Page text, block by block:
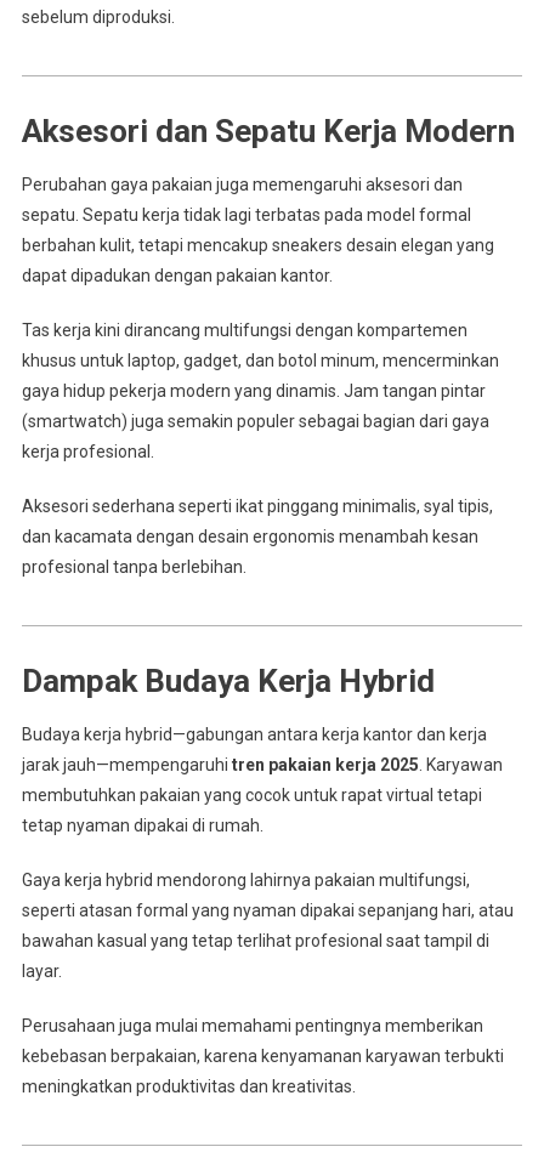
sebelum diproduksi.
Aksesori dan Sepatu Kerja Modern
Perubahan gaya pakaian juga memengaruhi aksesori dan
sepatu. Sepatu kerja tidak lagi terbatas pada model formal
berbahan kulit, tetapi mencakup sneakers desain elegan yang
dapat dipadukan dengan pakaian kantor.
Tas kerja kini dirancang multifungsi dengan kompartemen
khusus untuk laptop, gadget, dan botol minum, mencerminkan
gaya hidup pekerja modern yang dinamis. Jam tangan pintar
(smartwatch) juga semakin populer sebagai bagian dari gaya
kerja profesional.
Aksesori sederhana seperti ikat pinggang minimalis, syal tipis,
dan kacamata dengan desain ergonomis menambah kesan
profesional tanpa berlebihan.
Dampak Budaya Kerja Hybrid
Budaya kerja hybrid—gabungan antara kerja kantor dan kerja
jarak jauh—mempengaruhi tren pakaian kerja 2025 . Karyawan
membutuhkan pakaian yang cocok untuk rapat virtual tetapi
tetap nyaman dipakai di rumah.
Gaya kerja hybrid mendorong lahirnya pakaian multifungsi,
seperti atasan formal yang nyaman dipakai sepanjang hari, atau
bawahan kasual yang tetap terlihat profesional saat tampil di
layar.
Perusahaan juga mulai memahami pentingnya memberikan
kebebasan berpakaian, karena kenyamanan karyawan terbukti
meningkatkan produktivitas dan kreativitas.